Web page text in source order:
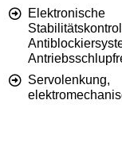
Elektronische
Servolenkung,